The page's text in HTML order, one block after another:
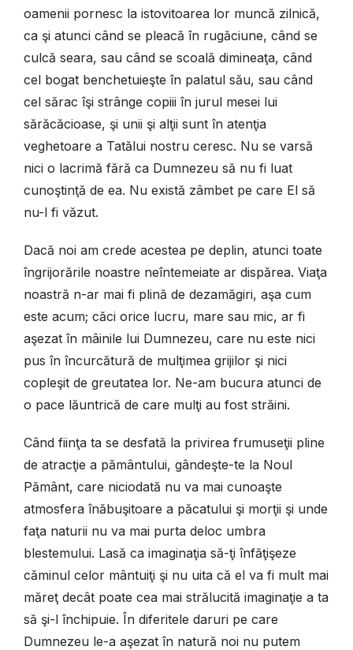
oamenii pornesc la istovitoarea lor muncă zilnică,
ca şi atunci când se pleacă în rugăciune, când se
culcă seara, sau când se scoală dimineaţa, când
cel bogat benchetuieşte în palatul său, sau când
cel sărac îşi strânge copiii în jurul mesei lui
sărăcăcioase, şi unii şi alţii sunt în atenţia
veghetoare a Tatălui nostru ceresc. Nu se varsă
nici o lacrimă fără ca Dumnezeu să nu fi luat
cunoştinţă de ea. Nu există zâmbet pe care El să
nu-l fi văzut.
Dacă noi am crede acestea pe deplin, atunci toate
îngrijorările noastre neîntemeiate ar dispărea. Viaţa
noastră n-ar mai fi plină de dezamăgiri, aşa cum
este acum; căci orice lucru, mare sau mic, ar fi
aşezat în mâinile lui Dumnezeu, care nu este nici
pus în încurcătură de mulţimea grijilor şi nici
copleşit de greutatea lor. Ne-am bucura atunci de
o pace lăuntrică de care mulţi au fost străini.
Când fiinţa ta se desfată la privirea frumuseţii pline
de atracţie a pământului, gândeşte-te la Noul
Pământ, care niciodată nu va mai cunoaşte
atmosfera înăbuşitoare a păcatului şi morţii şi unde
faţa naturii nu va mai purta deloc umbra
blestemului. Lasă ca imaginaţia să-ţi înfăţişeze
căminul celor mântuiţi şi nu uita că el va fi mult mai
măreţ decât poate cea mai strălucită imaginaţie a ta
să şi-l închipuie. În diferitele daruri pe care
Dumnezeu le-a aşezat în natură noi nu putem